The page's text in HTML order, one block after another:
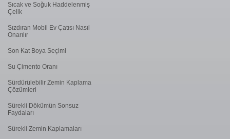
Sıcak ve Soğuk Haddelenmiş
Çelik
Sızdıran Mobil Ev Çatısı Nasıl
Onarılır
Son Kat Boya Seçimi
Su Çimento Oranı
Sürdürülebilir Zemin Kaplama
Çözümleri
Sürekli Dökümün Sonsuz
Faydaları
Sürekli Zemin Kaplamaları